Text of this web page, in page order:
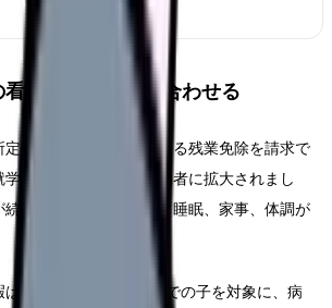
護等休暇を組み合わせる
定外労働の制限、いわゆる残業免除を請求で
学前の子を養育する労働者に拡大されまし
続くと、保育園の迎え、睡眠、家事、体調が
は、小学校3年生修了までの子を対象に、病